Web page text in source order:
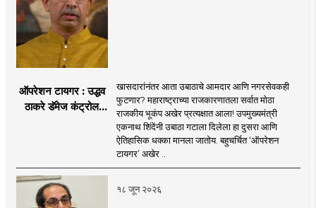
ऑपरेशन टायगर : उद्धव
ठाकरे डॅमेज कंट्रोल
शिंदेंकडे जाण्याच्या चर्चा
सुरू
खासदारांनंतर आता उबाठाचे आमदार आणि नगरसेवकही
फुटणार? महाराष्ट्राच्या राजकारणातला सर्वात मोठा
राजकीय भूकंप अखेर प्रत्यक्षात आला! उपमुख्यमंत्री
एकनाथ शिंदेंनी उबाठा गटाला दिलेला हा दुसरा आणि
ऐतिहासिक धक्का मानला जातोय. बहुचर्चित ‘ऑपरेशन
टायगर’ अखेर ..
१८ जून २०२६